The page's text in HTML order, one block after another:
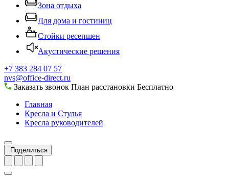
Зона отдыха
Для дома и гостиниц
Стойки ресепшен
Акустические решения
+7 383 284 07 57
nvs@office-direct.ru
Заказать звонок План расстановки Бесплатно
Главная
Кресла и Стулья
Кресла руководителей
Поделиться